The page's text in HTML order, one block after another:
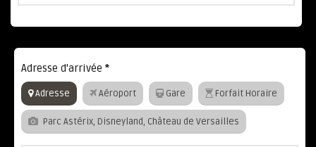
Adresse d'arrivée *
Adresse Aéroport Gare Forfait Horaire
Parc Astérix, Disneyland, Château de Versailles